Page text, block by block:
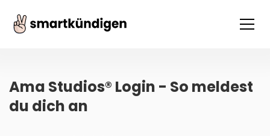
Ama Studios® Login - So meldest
du dich an